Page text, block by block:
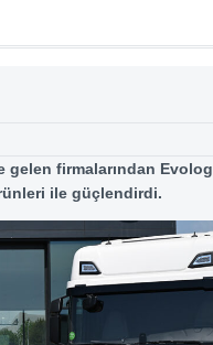
gelen firmalarından
ile güçlendirdi.